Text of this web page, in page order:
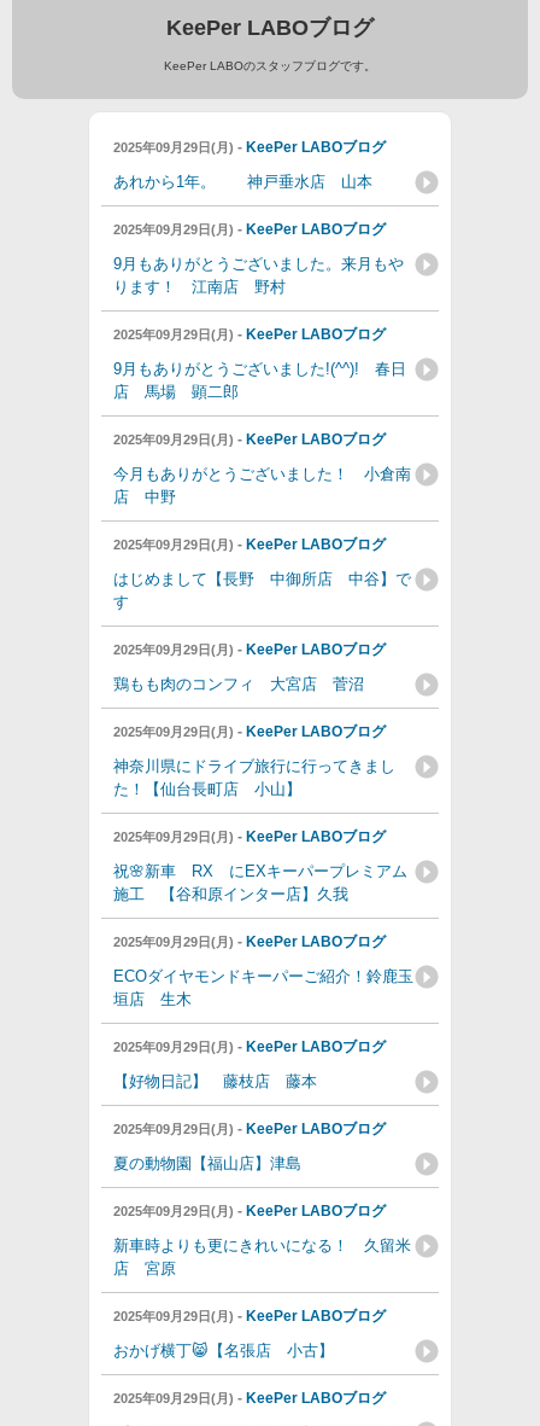
KeePer LABOブログ
KeePer LABOのスタッフブログです。
2025年09月29日(月) - KeePer LABOブログ
あれから1年。 神戸垂水店 山本
2025年09月29日(月) - KeePer LABOブログ
9月もありがとうございました。来月もや
ります！ 江南店 野村
2025年09月29日(月) - KeePer LABOブログ
9月もありがとうございました!(^^)! 春日
店 馬場 顕二郎
2025年09月29日(月) - KeePer LABOブログ
今月もありがとうございました！ 小倉南
店 中野
2025年09月29日(月) - KeePer LABOブログ
はじめまして【長野 中御所店 中谷】で
す
2025年09月29日(月) - KeePer LABOブログ
鶏もも肉のコンフィ 大宮店 菅沼
2025年09月29日(月) - KeePer LABOブログ
神奈川県にドライブ旅行に行ってきまし
た！【仙台長町店 小山】
2025年09月29日(月) - KeePer LABOブログ
祝🌸新車 RX にEXキーパープレミアム
施工 【谷和原インター店】久我
2025年09月29日(月) - KeePer LABOブログ
ECOダイヤモンドキーパーご紹介！鈴鹿玉
垣店 生木
2025年09月29日(月) - KeePer LABOブログ
【好物日記】 藤枝店 藤本
2025年09月29日(月) - KeePer LABOブログ
夏の動物園【福山店】津島
2025年09月29日(月) - KeePer LABOブログ
新車時よりも更にきれいになる！ 久留米
店 宮原
2025年09月29日(月) - KeePer LABOブログ
おかげ横丁😸【名張店 小古】
2025年09月29日(月) - KeePer LABOブログ